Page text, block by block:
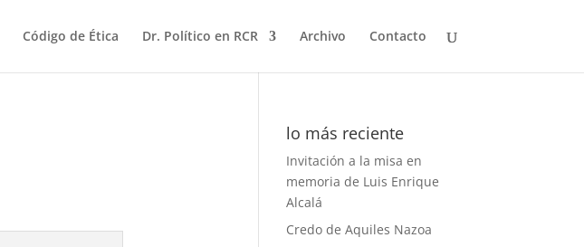
Código de Ética Dr. Político en RCR Archivo Contacto
lo más reciente
Invitación a la misa en
memoria de Luis Enrique
Alcalá
Credo de Aquiles Nazoa